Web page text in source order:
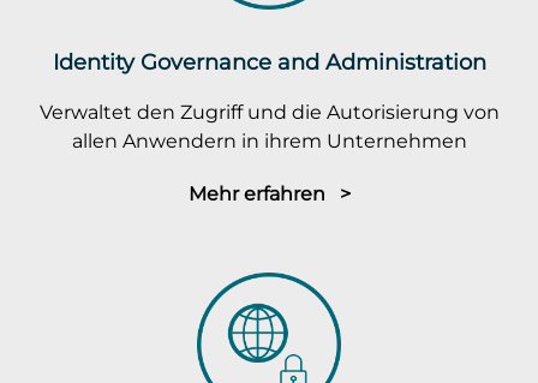
Identity Governance and Administration
Verwaltet den Zugriff und die Autorisierung von
allen Anwendern in ihrem Unternehmen
Mehr erfahren >